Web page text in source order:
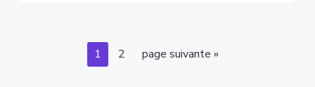
Page
1 Page
2
Aller
page suivante »